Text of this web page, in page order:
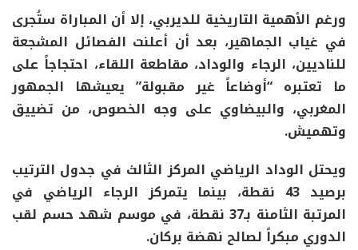
ورغم الأهمية التاريخية للديربي، إلا أن المباراة ستُجرى
في غياب الجماهير، بعد أن أعلنت الفصائل المشجعة
للناديين، الرجاء والوداد، مقاطعة اللقاء، احتجاجاً على
ما تعتبره “أوضاعاً غير مقبولة” يعيشها الجمهور
المغربي، والبيضاوي على وجه الخصوص، من تضييق
وتهميش.
ويحتل الوداد الرياضي المركز الثالث في جدول الترتيب
برصيد 43 نقطة، بينما يتمركز الرجاء الرياضي في
المرتبة الثامنة بـ37 نقطة، في موسم شهد حسم لقب
الدوري مبكراً لصالح نهضة بركان.